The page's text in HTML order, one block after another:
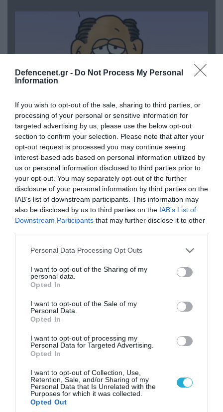
Defencenet.gr - Do Not Process My Personal
Information
If you wish to opt-out of the sale, sharing to third parties, or
processing of your personal or sensitive information for
targeted advertising by us, please use the below opt-out
section to confirm your selection. Please note that after your
opt-out request is processed you may continue seeing
interest-based ads based on personal information utilized by
us or personal information disclosed to third parties prior to
your opt-out. You may separately opt-out of the further
disclosure of your personal information by third parties on the
IAB’s list of downstream participants. This information may
also be disclosed by us to third parties on the IAB’s List of
Downstream Participants that may further disclose it to other
Please note that this website/app uses one or more Google
not limited to your visit or usage behaviour. You may click to
grant or deny consent to Google and its third-party tags to
use your data for below specified purposes in below Google
consent section.
Personal Data Processing Opt Outs
I want to opt-out of the Sharing of my
personal data.
Opted In
I want to opt-out of the Sale of my
Personal Data.
Opted In
I want to opt-out of processing my
Personal Data for Targeted Advertising.
Opted In
I want to opt-out of Collection, Use,
Retention, Sale, and/or Sharing of my
Personal Data that Is Unrelated with the
Purposes for which it was collected.
Opted Out
06.08.2026 | 09:03
«Οι εντελώς αθώοι»: Η ανάρτηση του Αρκά για
τα ζώα που χάθηκαν στις πυρκαγιές της
Αττικής (φωτο)
04.08.2026 | 15:02
Αυτή την ώρα το τελευταίο «αντίο» στον πρώην
υπουργό Ι.Βαρβιτσιώτη (φωτο)